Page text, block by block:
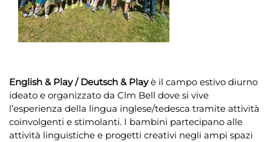
English & Play / Deutsch & Playè il campo estivo diurno
ideato e organizzato da Clm Bell dove si vive
l’esperienza della lingua inglese/tedesca tramite attività
coinvolgenti e stimolanti. I bambini partecipano alle
attività linguistiche e progetti creativi negli ampi spazi